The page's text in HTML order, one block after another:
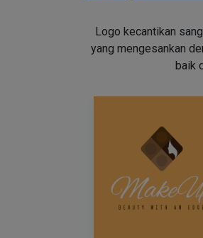
Logo kecantikan
yang mengesankan
baik